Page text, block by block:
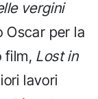
vergini
Oscar per la
film, Lost in
lavori